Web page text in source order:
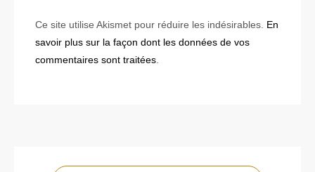
Ce site utilise Akismet pour réduire les indésirables. En
savoir plus sur la façon dont les données de vos
commentaires sont traitées.